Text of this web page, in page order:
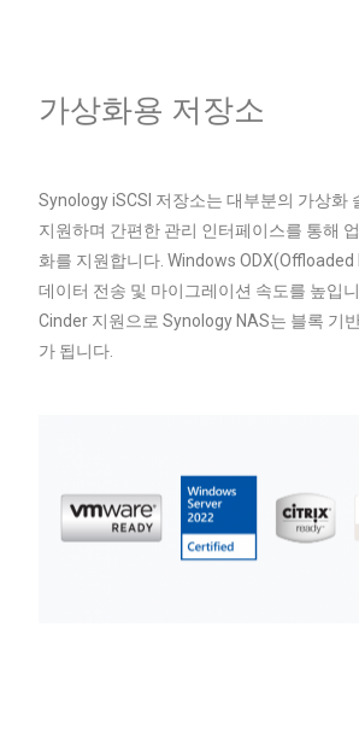
가상화용 저장소
Synology iSCSI 저장소는 대부분의 가상화
지원하며 간편한 관리 인터페이스를 통해
화를 지원합니다. Windows
데이터 전송 및 마이그레이션 속도를 높입
Cinder 지원으로 Synology NAS는 블록 기
가 됩니다.